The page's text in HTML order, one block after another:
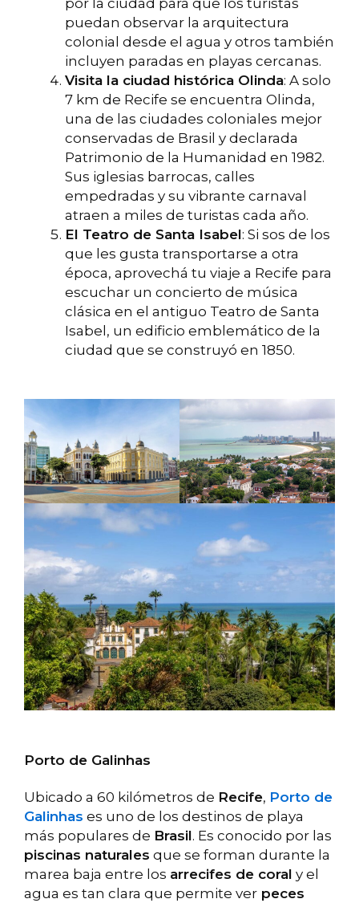
por la ciudad para que los turistas
puedan observar la arquitectura
colonial desde el agua y otros también
incluyen paradas en playas cercanas.
Visita la ciudad histórica Olinda: A solo
7 km de Recife se encuentra Olinda,
una de las ciudades coloniales mejor
conservadas de Brasil y declarada
Patrimonio de la Humanidad en 1982.
Sus iglesias barrocas, calles
empedradas y su vibrante carnaval
atraen a miles de turistas cada año.
El Teatro de Santa Isabel: Si sos de los
que les gusta transportarse a otra
época, aprovechá tu viaje a Recife para
escuchar un concierto de música
clásica en el antiguo Teatro de Santa
Isabel, un edificio emblemático de la
ciudad que se construyó en 1850.
Porto de Galinhas
Ubicado a 60 kilómetros de Recife, Porto de
Galinhas es uno de los destinos de playa
más populares de Brasil. Es conocido por las
piscinas naturales que se forman durante la
marea baja entre los arrecifes de coral y el
agua es tan clara que permite ver peces